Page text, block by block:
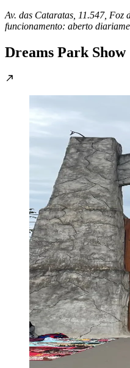
Av. das Cataratas, 11.547,
funcionamento: aberto
Dreams Park Show